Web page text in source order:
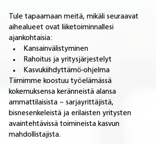
Tule tapaamaan meitä, mikäli seuraavat
aihealueet ovat liiketoiminnallesi
ajankohtaisia:
Kansainvälistyminen
Rahoitus ja yritysjärjestelyt
Kasvukiihdyttämö-ohjelma
Tiimimme koostuu työelämässä
kokemuksensa keränneistä alansa
ammattilaisista – sarjayrittäjistä,
bisnesenkeleistä ja erilaisten yritysten
avaintehtävissä toimineista kasvun
mahdollistajista.